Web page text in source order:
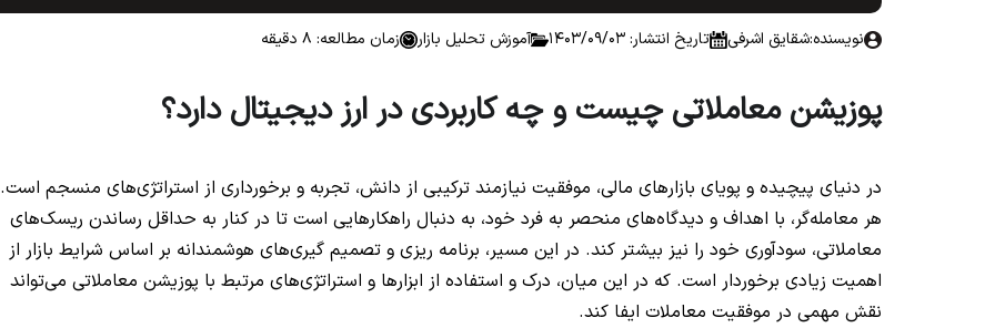
نویسنده:شقایق اشرفی تاریخ انتشار: 1403/09/03 آموزش تحلیل بازار زمان مطالعه: 8 دقیقه
پوزیشن معاملاتی چیست و چه کاربردی در ارز دیجیتال دارد؟
در دنیای پیچیده و پویای بازارهای مالی، موفقیت نیازمند ترکیبی از دانش، تجربه و برخورداری از استراتژی‌های منسجم است.
هر معامله‌گر، با اهداف و دیدگاه‌های منحصر به فرد خود، به دنبال راهکارهایی است تا در کنار به حداقل رساندن ریسک‌های
معاملاتی، سودآوری خود را نیز بیشتر کند. در این مسیر، برنامه ریزی و تصمیم گیری‌های هوشمندانه بر اساس شرایط بازار از
اهمیت زیادی برخوردار است. که در این میان، درک و استفاده از ابزارها و استراتژی‌های مرتبط با پوزیشن معاملاتی می‌تواند
نقش مهمی در موفقیت معاملات ایفا کند.